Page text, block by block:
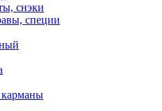
снэки
специи